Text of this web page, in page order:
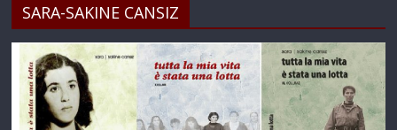
SARA-SAKINE CANSIZ